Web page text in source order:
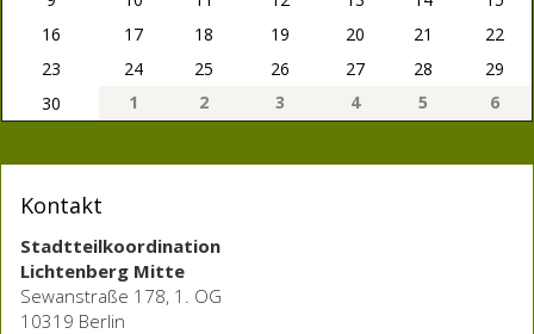
16
17 18 19 20 21
22
23
24 25 26 27 28
29
30
1 2 3 4 5 6
Kontakt
Stadtteilkoordination
Lichtenberg Mitte
Sewanstraße 178, 1. OG
10319 Berlin